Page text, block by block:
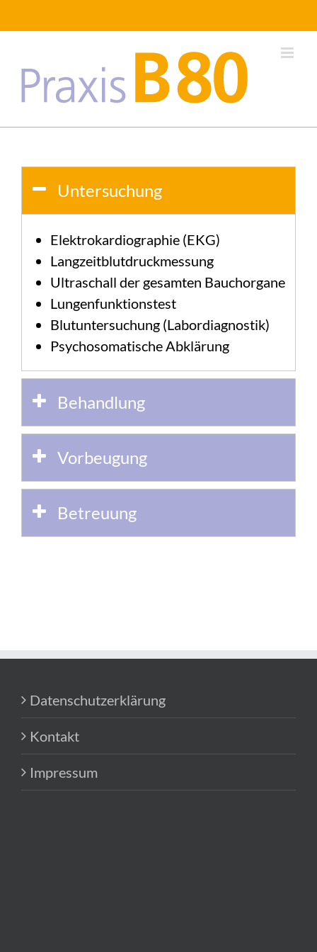
to
Untersuchung
Elektrokardiographie (EKG)
Langzeitblutdruckmessung
Ultraschall der gesamten Bauchorgane
Lungenfunktionstest
Blutuntersuchung (Labordiagnostik)
Psychosomatische Abklärung
Behandlung
Vorbeugung
Betreuung
Datenschutzerklärung
Kontakt
Impressum